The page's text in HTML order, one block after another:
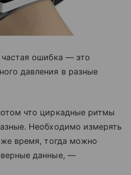
ошибка — это
давления в разные
что циркадные ритмы
Необходимо измерять
время, тогда можно
данные, —